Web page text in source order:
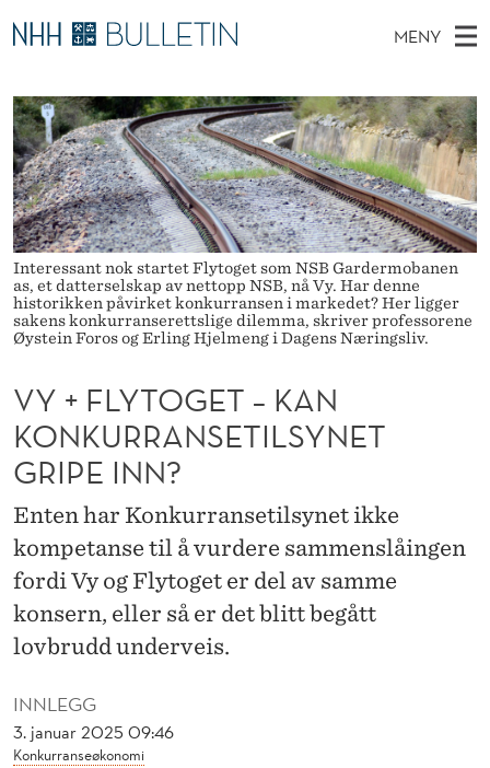
V
Y
F
L
Y
T
O
G
E
T
K
A
N
K
O
N
K
MENY
O
V
E
D
M
E
N
Y
Ø
K
I
N
E
T
T
S
T
E
D
E
T
Stipendiater og nye forskerprofiler
Disputaser
Ekspertutvalg
Om Bulletin
Interessant nok startet Flytoget som NSB Gardermobanen
as, et datterselskap av nettopp NSB, nå Vy. Har denne
historikken påvirket konkurransen i markedet? Her ligger
sakens konkurranserettslige dilemma, skriver professorene
Øystein Foros og Erling Hjelmeng i Dagens Næringsliv.
INNLEGG
3. januar 2025 09:46
Konkurranseøkonomi
VY + FLYTOGET – KAN
KONKURRANSETILSYNET
GRIPE INN?
Enten har Konkurransetilsynet ikke
kompetanse til å vurdere sammenslåingen
fordi Vy og Flytoget er del av samme
konsern, eller så er det blitt begått
lovbrudd underveis.